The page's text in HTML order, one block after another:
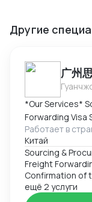
Другие
广州
*Our Services*
Работает в
Китай
Sourcing &
Freight
Confirmation of
ещё 2 услуги